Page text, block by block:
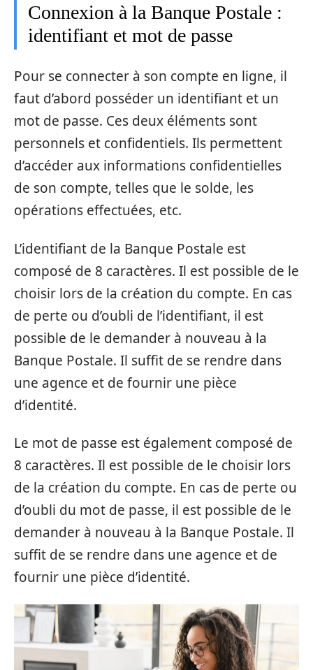
Connexion à la Banque Postale :
identifiant et mot de passe
Pour se connecter à son compte en ligne, il
faut d’abord posséder un identifiant et un
mot de passe. Ces deux éléments sont
personnels et confidentiels. Ils permettent
d’accéder aux informations confidentielles
de son compte, telles que le solde, les
opérations effectuées, etc.
L’identifiant de la Banque Postale est
composé de 8 caractères. Il est possible de le
choisir lors de la création du compte. En cas
de perte ou d’oubli de l’identifiant, il est
possible de le demander à nouveau à la
Banque Postale. Il suffit de se rendre dans
une agence et de fournir une pièce
d’identité.
Le mot de passe est également composé de
8 caractères. Il est possible de le choisir lors
de la création du compte. En cas de perte ou
d’oubli du mot de passe, il est possible de le
demander à nouveau à la Banque Postale. Il
suffit de se rendre dans une agence et de
fournir une pièce d’identité.